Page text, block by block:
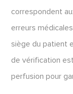
correspondent
erreurs
siège du patient
de vérification
perfusion pour